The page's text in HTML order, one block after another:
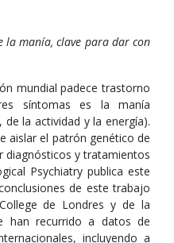
la manía, clave para dar con
mundial padece trastorno
síntomas es la manía
la actividad y la energía).
aislar el patrón genético de
diagnósticos y tratamientos
Psychiatry publica este
de este trabajo
de Londres y de la
han recurrido a datos de
incluyendo a